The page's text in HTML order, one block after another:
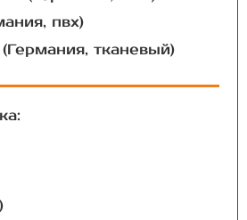
пвх)
тканевый)